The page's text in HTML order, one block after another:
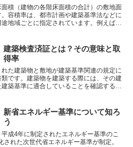
積（建物の各階床面積の合計）の敷地面
。容積率は、都市計画や建築基準法などに
地域ごとに指定されています。例えば、
いほど、建物の規模は小さくなり、高さ
率が高いほど、建物の規模は大きくな
建築検査済証とは？その意味と取
得率
た建築物と敷地が建築基準関連の規定に
類です。建築物を建築する際には、その建
築基準に適合していることを確認する必
ら7日以内に検査を行います。建築検査
律に適合している場合に交付されるもの
新省エネルギー基準について知ろ
う
成4年に制定されたエネルギー基準のこ
された次世代省エネルギー基準が制定。